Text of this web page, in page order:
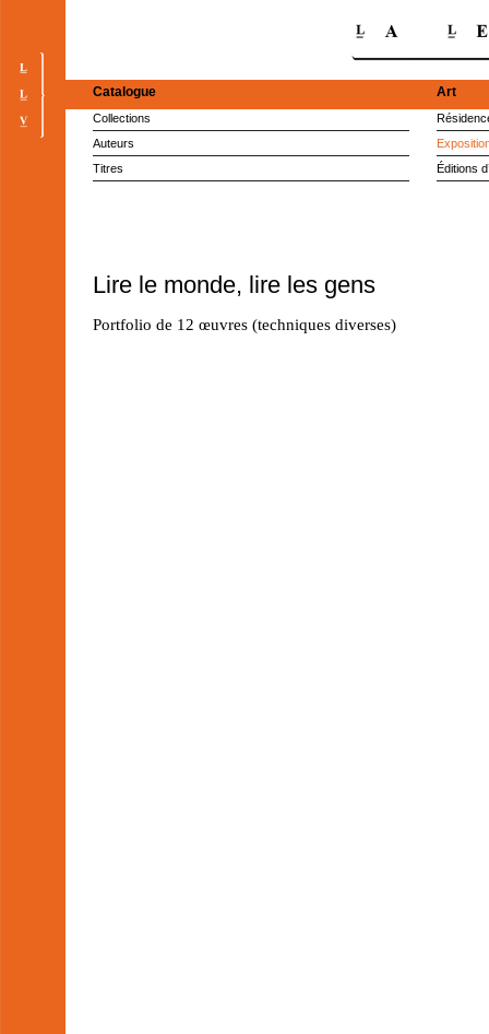
Catalogue
Collections
Auteurs
Titres
Art
Éditions
Lire le monde, lire les gens
Portfolio de 12 œuvres (techniques diverses)